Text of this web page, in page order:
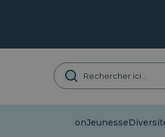
DésinformationJeunesse